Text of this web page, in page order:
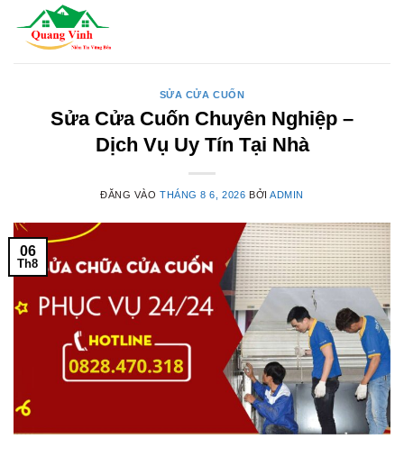
qua
SỬA CỬA CUỐN
Sửa Cửa Cuốn Chuyên Nghiệp –
Dịch Vụ Uy Tín Tại Nhà
ĐĂNG VÀO THÁNG 8 6, 2026 BỞIADMIN
06
Th8